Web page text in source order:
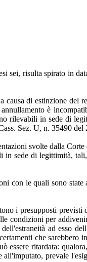
sei, risulta spirato in
di estinzione
è
rilevabili in sede di
Sez. U, n. 35490
svolte dalla
sede di legittimità,
le quali sono state
i presupposti
condizioni per
ad esso
che
ritardata:
prevale